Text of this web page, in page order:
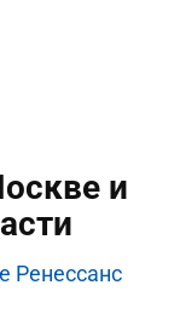
и
Ренессанс